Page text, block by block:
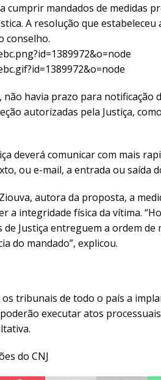
cumprir mandados de medidas
A resolução que
conselho.
não havia prazo para notificação
autorizadas pela Justiça,
deverá comunicar com mais
ou e-mail, a entrada ou saída
autora da proposta, a
integridade física da vítima.
Justiça entreguem a ordem de
do mandado”, explicou.
tribunais de todo o país a
executar atos
do CNJ